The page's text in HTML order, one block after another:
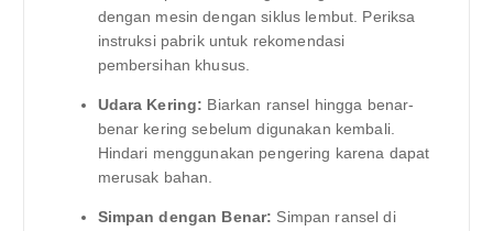
dengan mesin dengan siklus lembut. Periksa
instruksi pabrik untuk rekomendasi
pembersihan khusus.
Udara Kering: Biarkan ransel hingga benar-
benar kering sebelum digunakan kembali.
Hindari menggunakan pengering karena dapat
merusak bahan.
Simpan dengan Benar: Simpan ransel di